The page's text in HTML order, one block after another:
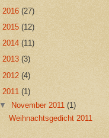
2016 (27)
2015 (12)
2014 (11)
2013 (3)
2012 (4)
2011 (1)
▼ November 2011(1)
Weihnachtsgedicht 2011